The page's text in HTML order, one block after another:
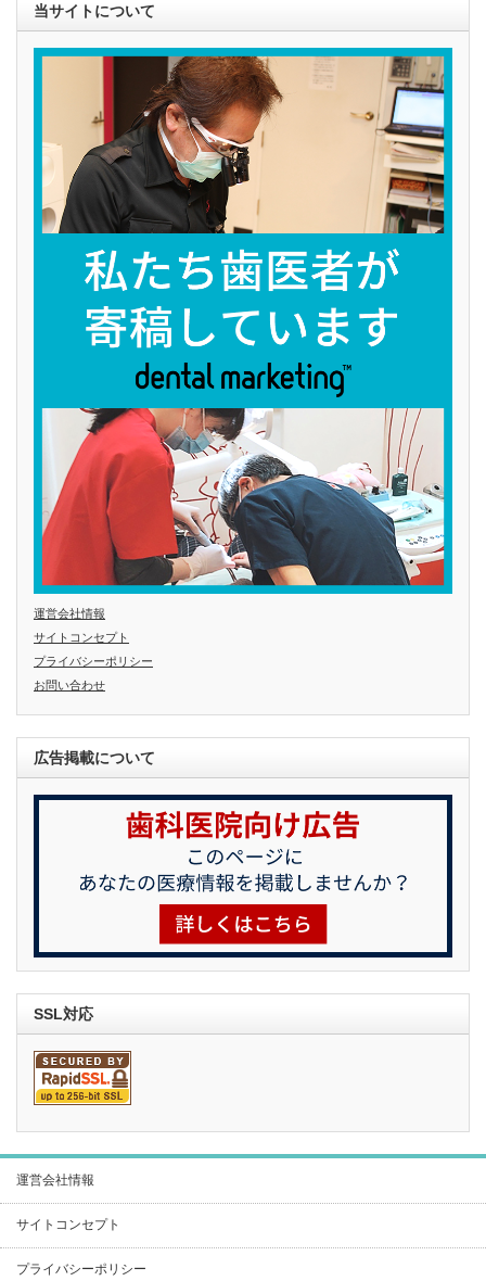
当サイトについて
運営会社情報
サイトコンセプト
プライバシーポリシー
お問い合わせ
広告掲載について
SSL対応
運営会社情報
サイトコンセプト
プライバシーポリシー